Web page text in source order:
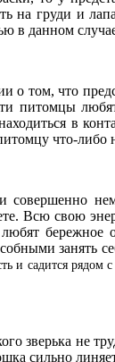
на груди и
в данном
о том, что
питомцы
в
что-либо
совершенно
Всю свою
занять
и садится
зверька не
сильно